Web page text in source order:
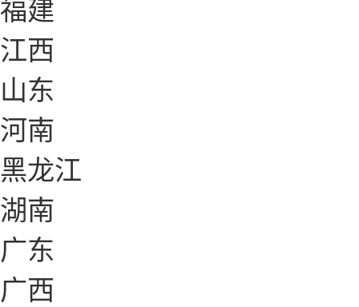
福建
江西
山东
河南
黑龙江
湖南
广东
广西